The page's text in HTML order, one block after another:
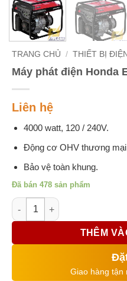
TRANG CHỦ / THIẾT BỊ
Máy phát điện Honda
Liên hệ
4000 watt, 120 / 240V.
Động cơ OHV thương mại
Bảo vệ toàn khung.
Đã bán 478 sản phẩm
Máy phát điện Honda
THÊM
Giao hàng tận